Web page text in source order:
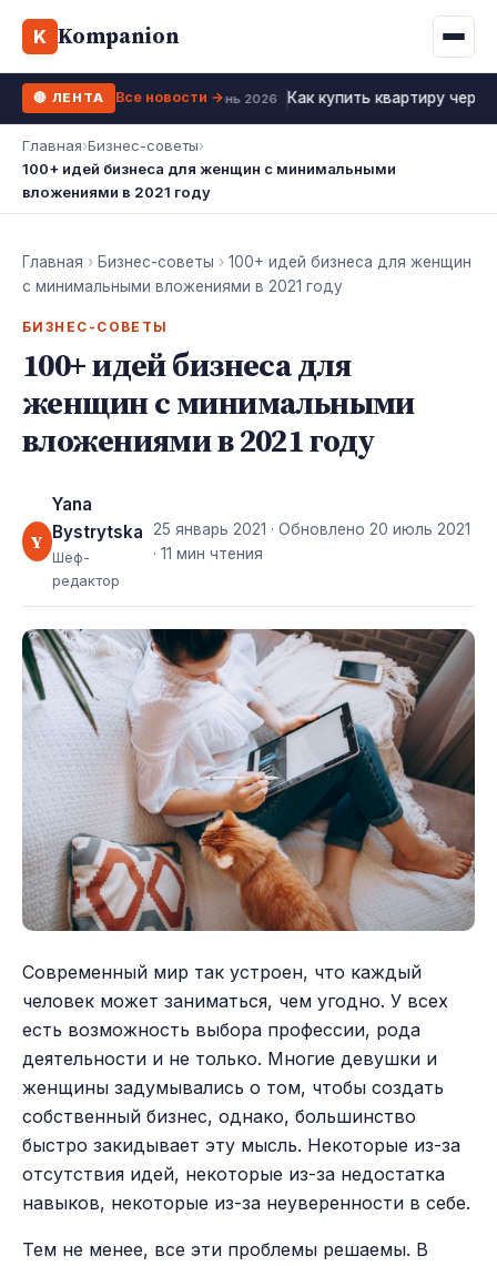
K Kompanion
Калькулятор МФО
Все 10 МФО →
Жизни
WhiteBIT
Kuna
Bybit
OKX
Ипотека
Депозит
Рефинансирование
ФОП налоги
🔴 ЛЕНТА 21 июнь 2026 Как купить квартиру
Все новости →
Главная›Бизнес-советы›
100+ идей бизнеса для женщин с минимальными
вложениями в 2021 году
Главная › Бизнес-советы › 100+ идей бизнеса для женщин
с минимальными вложениями в 2021 году
БИЗНЕС-СОВЕТЫ
100+ идей бизнеса для
женщин с минимальными
вложениями в 2021 году
Y
Yana
Bystrytska
Шеф-
редактор
25 январь 2021 · Обновлено 20 июль 2021
· 11 мин чтения
Современный мир так устроен, что каждый
человек может заниматься, чем угодно. У всех
есть возможность выбора профессии, рода
деятельности и не только. Многие девушки и
женщины задумывались о том, чтобы создать
собственный бизнес, однако, большинство
быстро закидывает эту мысль. Некоторые из-за
отсутствия идей, некоторые из-за недостатка
навыков, некоторые из-за неуверенности в себе.
Тем не менее, все эти проблемы решаемы. В